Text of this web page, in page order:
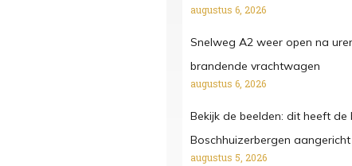
augustus 6, 2026
Snelweg A2 weer open na
brandende vrachtwagen
augustus 6, 2026
Bekijk de beelden: dit heeft de
Boschhuizerbergen aangericht
augustus 5, 2026